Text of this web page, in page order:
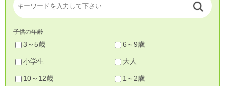
子供の年齢
3～5歳 6～9歳
小学生 大人
10～12歳 1～2歳